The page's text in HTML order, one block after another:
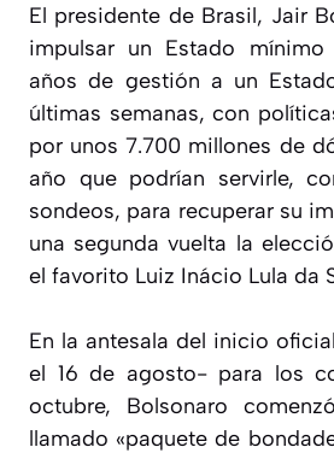
El presidente de Brasil, Jair
impulsar un Estado
años de gestión a un
últimas semanas, con
por unos 7.700 millones de
año que podrían servirle,
sondeos, para recuperar su
una segunda vuelta la
el favorito Luiz Inácio Lula da
En la antesala del inicio
el 16 de agosto- para los
octubre, Bolsonaro
llamado «paquete de